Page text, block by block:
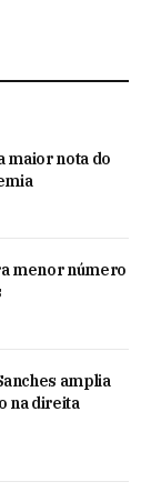
maior nota do
menor número
amplia
na direita